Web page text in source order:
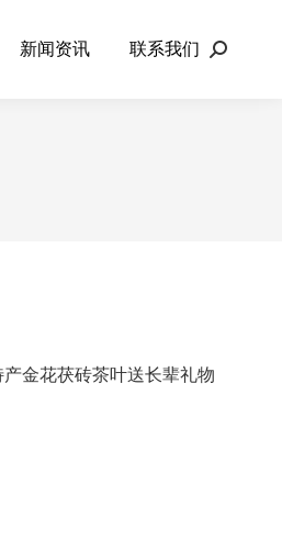
新闻资讯 联系我们 Search:
金花茯砖茶叶送长辈礼物